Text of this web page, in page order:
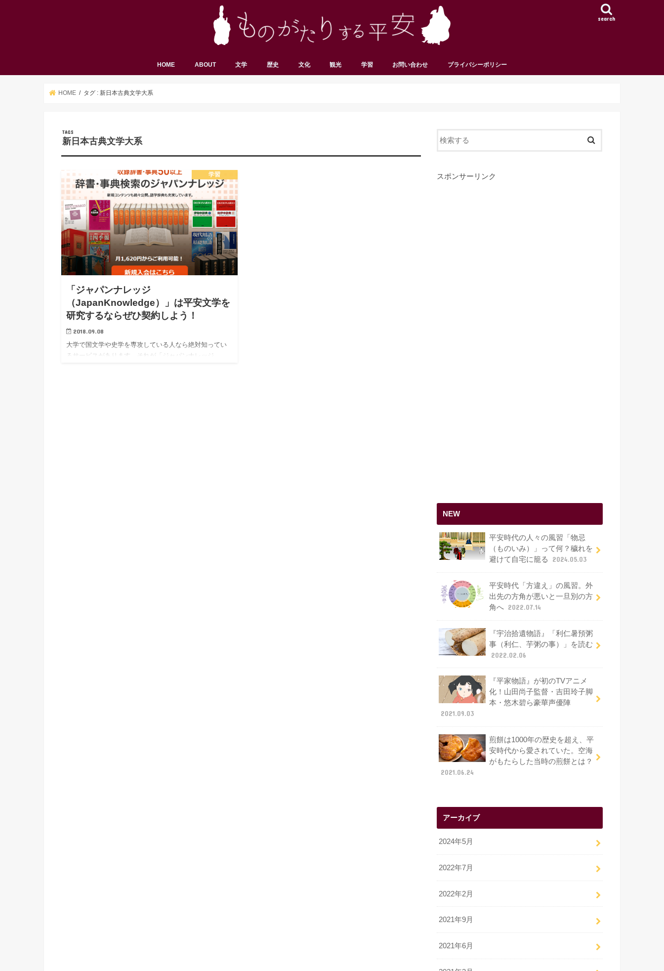
search
HOME ABOUT 文学 歴史 文化 観光 学習 お問い合わせ プライバシーポリシー
HOME タグ : 新日本古典文学大系
新日本古典文学大系
学習
「ジャパンナレッジ
（JapanKnowledge）」は平安文学を
研究するならぜひ契約しよう！
2018.09.08
大学で国文学や史学を専攻している人なら絶対知ってい
るサービスがあります。それが「ジャパンナレッジ
スポンサーリンク
NEW
平安時代の人々の風習「物忌
（ものいみ）」って何？穢れを
避けて自宅に籠る
2024.05.03
平安時代「方違え」の風習。外
出先の方角が悪いと一旦別の方
角へ 2022.07.14
『宇治拾遺物語』「利仁暑預粥
事（利仁、芋粥の事）」を読む
2022.02.06
『平家物語』が初のTVアニメ
化！山田尚子監督・吉田玲子脚
本・悠木碧ら豪華声優陣
2021.09.03
煎餅は1000年の歴史を超え、平
安時代から愛されていた。空海
がもたらした当時の煎餅とは？
2021.06.24
アーカイブ
2024年5月
2022年7月
2022年2月
2021年9月
2021年6月